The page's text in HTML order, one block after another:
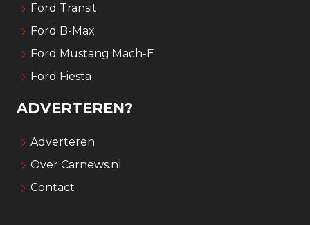
Ford Transit
Ford B-Max
Ford Mustang Mach-E
Ford Fiesta
ADVERTEREN?
Adverteren
Over Carnews.nl
Contact